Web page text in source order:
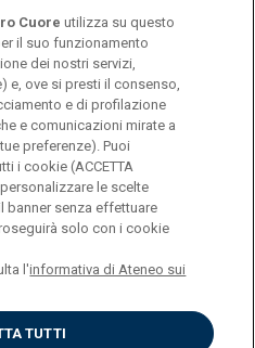
Cuore
Cuore utilizza su questo
il suo funzionamento
dei nostri servizi,
e, ove si presti il consenso,
e di profilazione
e comunicazioni mirate a
preferenze). Puoi
i cookie (ACCETTA
personalizzare le scelte
banner senza effettuare
solo con i cookie
l'informativa di Ateneo sui
TUTTI